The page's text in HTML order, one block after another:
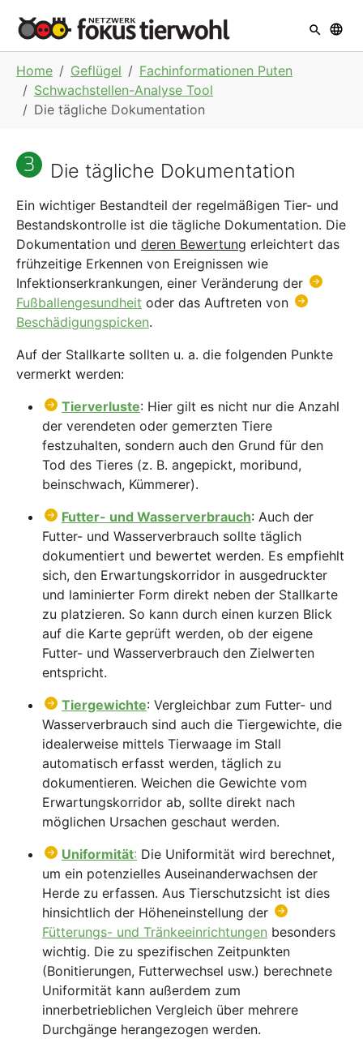
Home Geflügel
Fachinformationen Puten
Schwachstellen-Analyse Tool
Die tägliche Dokumentation
Die tägliche Dokumentation
Ein wichtiger Bestandteil der regelmäßigen Tier- und
Bestandskontrolle ist die tägliche Dokumentation. Die
Dokumentation und deren Bewertung erleichtert das
frühzeitige Erkennen von Ereignissen wie
Infektionserkrankungen, einer Veränderung der
Fußballengesundheit oder das Auftreten von
Beschädigungspicken.
Auf der Stallkarte sollten u. a. die folgenden Punkte
vermerkt werden:
Tierverluste: Hier gilt es nicht nur die Anzahl
der verendeten oder gemerzten Tiere
festzuhalten, sondern auch den Grund für den
Tod des Tieres (z. B. angepickt, moribund,
beinschwach, Kümmerer).
Futter- und Wasserverbrauch: Auch der
Futter- und Wasserverbrauch sollte täglich
dokumentiert und bewertet werden. Es empfiehlt
sich, den Erwartungskorridor in ausgedruckter
und laminierter Form direkt neben der Stallkarte
zu platzieren. So kann durch einen kurzen Blick
auf die Karte geprüft werden, ob der eigene
Futter- und Wasserverbrauch den Zielwerten
entspricht.
Tiergewichte: Vergleichbar zum Futter- und
Wasserverbrauch sind auch die Tiergewichte, die
idealerweise mittels Tierwaage im Stall
automatisch erfasst werden, täglich zu
dokumentieren. Weichen die Gewichte vom
Erwartungskorridor ab, sollte direkt nach
möglichen Ursachen geschaut werden.
Uniformität: Die Uniformität wird berechnet,
um ein potenzielles Auseinanderwachsen der
Herde zu erfassen. Aus Tierschutzsicht ist dies
hinsichtlich der Höheneinstellung der
Fütterungs- und Tränkeeinrichtungen besonders
wichtig. Die zu spezifischen Zeitpunkten
(Bonitierungen, Futterwechsel usw.) berechnete
Uniformität kann außerdem zum
innerbetrieblichen Vergleich über mehrere
Durchgänge herangezogen werden.